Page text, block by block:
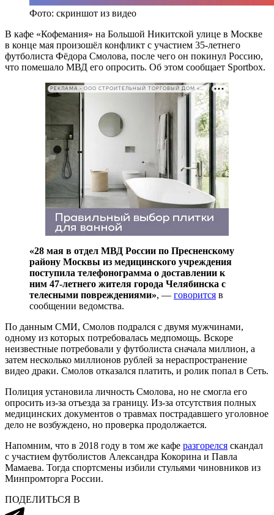
Фото: скриншот из видео
В кафе «Кофемания» на Большой Никитской улице в Москве
в конце мая произошёл конфликт с участием 35-летнего
футболиста Фёдора Смолова, после чего он покинул Россию,
что помешало МВД его опросить. Об этом сообщает Sportbox.
РЕКЛАМА • ООО СТРОИТЕЛЬНЫЙ ТОРГОВЫЙ ДОМ «ПЕТРОВИЧ». ИНН: 7802348846
«28 мая в отдел МВД России по Пресненскому
району Москвы из медицинского учреждения
поступила телефонограмма о доставлении к
ним 47-летнего жителя города Челябинска с
телесными повреждениями», — говорится в
сообщении ведомства.
По данным СМИ, Смолов подрался с двумя мужчинами,
одному из которых потребовалась медпомощь. Вскоре
неизвестные потребовали у футболиста сначала миллион, а
затем несколько миллионов рублей за нераспространение
видео драки. Смолов отказался платить, и ролик попал в Сеть.
Полиция установила личность Смолова, но не смогла его
опросить из-за отъезда за границу. Из-за отсутствия полных
медицинских документов о травмах пострадавшего уголовное
дело не возбуждено, но проверка продолжается.
Напомним, что в 2018 году в том же кафе разгорелся скандал
с участием футболистов Александра Кокорина и Павла
Мамаева. Тогда спортсмены избили стульями чиновников из
Минпромторга России.
ПОДЕЛИТЬСЯ В